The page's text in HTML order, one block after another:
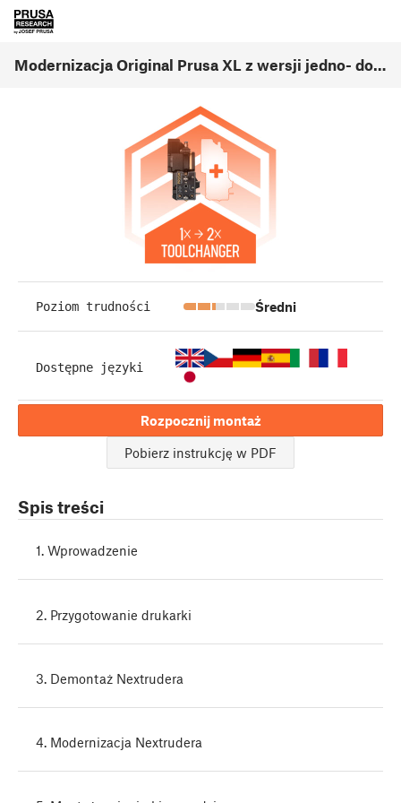
Modernizacja Original Prusa XL z wersji jedno- do dwunarzędziowej (1.01)
Poziom trudności Średni
Dostępne języki
Rozpocznij montaż
Pobierz instrukcję w PDF
Spis treści
1. Wprowadzenie
2. Przygotowanie drukarki
3. Demontaż Nextrudera
4. Modernizacja Nextrudera